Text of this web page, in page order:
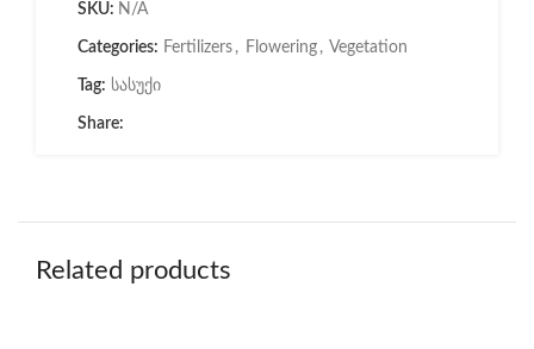
SKU: N/A
Categories: Fertilizers , Flowering , Vegetation
Tag: სასუქი
Share:
Related products